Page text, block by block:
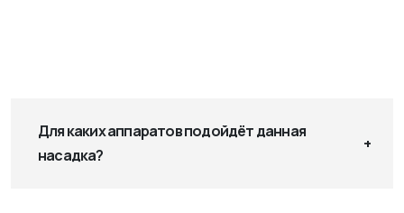
Для каких аппаратов подойдёт данная
насадка?